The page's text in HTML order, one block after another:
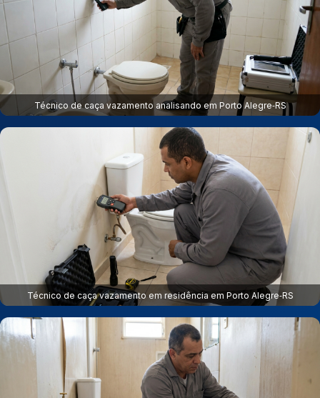
Técnico de caça vazamento analisando em Porto Alegre‑RS
Técnico de caça vazamento em residência em Porto Alegre‑RS